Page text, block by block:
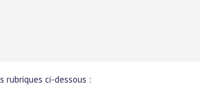
rubriques ci-dessous :